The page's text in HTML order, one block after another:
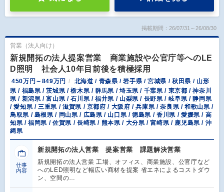
掲載期間：26/07/31～26/08/30
営業（法人向け）
新規開拓の法人提案営業 商業施設や公官庁等へのLE
D照明 社会人10年目前後を積極採用
450万円～849万円
北海道 / 青森県 / 岩手県 / 宮城県 / 秋田県 / 山形
県 / 福島県 / 茨城県 / 栃木県 / 群馬県 / 埼玉県 / 千葉県 / 東京都 / 神奈川
県 / 新潟県 / 富山県 / 石川県 / 福井県 / 山梨県 / 長野県 / 岐阜県 / 静岡県
/ 愛知県 / 三重県 / 滋賀県 / 京都府 / 大阪府 / 兵庫県 / 奈良県 / 和歌山県 /
鳥取県 / 島根県 / 岡山県 / 広島県 / 山口県 / 徳島県 / 香川県 / 愛媛県 / 高
知県 / 福岡県 / 佐賀県 / 長崎県 / 熊本県 / 大分県 / 宮崎県 / 鹿児島県 / 沖
縄県
仕事
内容
新規開拓の法人営業 提案営業 課題解決営業
新規開拓の法人営業 工場、オフィス、商業施設、公官庁など
へのLED照明など幅広い商材を提案 省エネによるコストダウ
ン、空間の…